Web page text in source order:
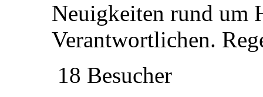
Neuigkeiten rund um
Verantwortlichen.
18 Besucher